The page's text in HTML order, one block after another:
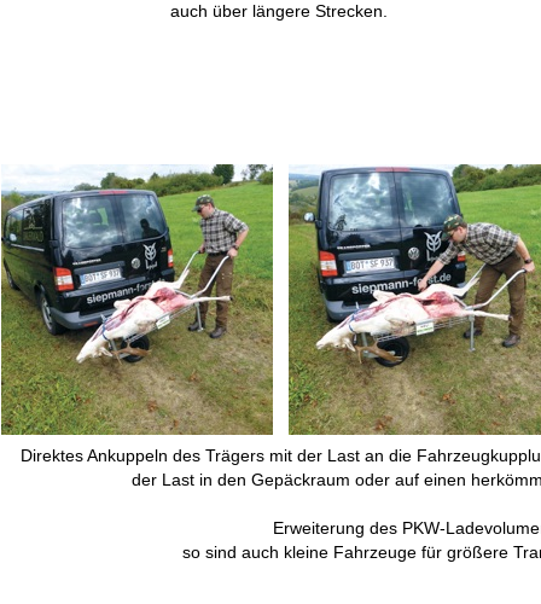
auch über längere Strecken.
Direktes Ankuppeln des Trägers mit der Last an die
der Last in den Gepäckraum oder auf einen
Erweiterung des PKW-
so sind auch kleine Fahrzeuge für größere